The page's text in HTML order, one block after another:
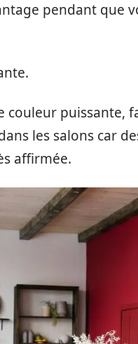
pendant que
puissante,
les salons car
affirmée.